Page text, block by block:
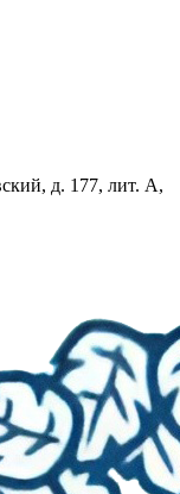
д. 177, лит. А,